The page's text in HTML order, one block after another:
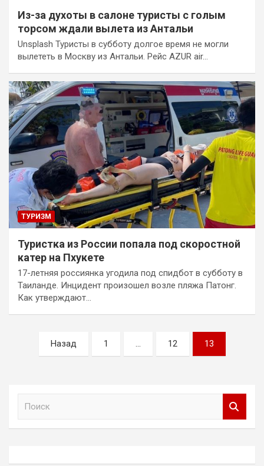
Из-за духоты в салоне туристы с голым
торсом ждали вылета из Антальи
Unsplash Туристы в субботу долгое время не могли
вылететь в Москву из Антальи. Рейс AZUR air…
ТУРИЗМ
Туристка из России попала под скоростной
катер на Пхукете
17-летняя россиянка угодила под спидбот в субботу в
Таиланде. Инцидент произошел возле пляжа Патонг.
Как утверждают…
Пагинация
записей
Назад 1 … 12 13